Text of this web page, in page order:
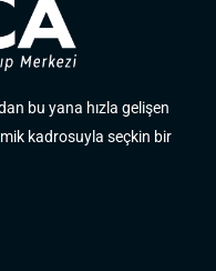
bu yana hızla gelişen
kadrosuyla seçkin bir